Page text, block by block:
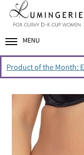
MENU
Product of the Month: